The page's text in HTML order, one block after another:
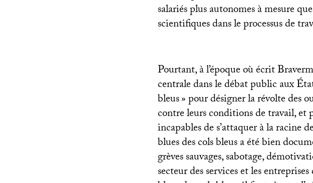
salariés plus autonomes à mesure
scientifiques dans le processus de
Pourtant, à l’époque où écrit
centrale dans le débat public aux
bleus» pour désigner la révolte des
contre leurs conditions de travail, et
incapables de s’attaquer à la racine
blues des cols bleus a été bien
grèves sauvages, sabotage,
secteur des services et les